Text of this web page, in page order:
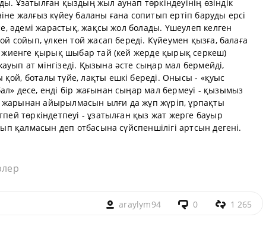
Ұзатылған қыздың жыл аунап төркіндеуінің өзіндік
жалғыз күйеу баланы ғана сопитып ертіп баруды ерсі
әдемі жарастық, жақсы жол болады. Үшеулеп келген
сойып, үлкен той жасап береді. Күйеумен қызға, балаға
жиенге қырық шыбар тай (кей жерде қырық серкеш)
ат мінгізеді. Қызына әсте сыңар мал бермейді,
боталы түйе, лақты ешкі береді. Онысы - «қуыс
десе, енді бір жағынан сыңар мал бермеуі - қызымыз
айырылмасын ылғи да жұп жүріп, ұрпақты
төркіндетпеуі - ұзатылған қыз жат жерге бауыр
қалмасын деп отбасына сүйспеншілігі артсын дегені.
araylym94 0 1 265